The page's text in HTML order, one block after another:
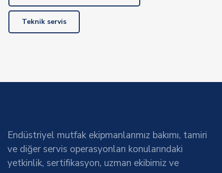
Teknik servis
Endüstriyel mutfak ekipmanlarımız bakımı, tamiri
ve diğer servis operasyonları konularındaki
yetkinlik, sertifikasyon, uzman ekibimiz ve